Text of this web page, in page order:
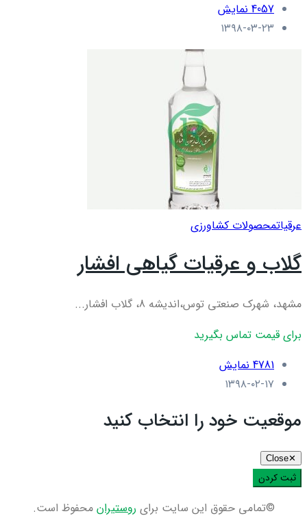
4057 نمایش
۱۳۹۸-۰۳-۲۳
عرقياتمحصولات کشاورزی
گلاب و عرقیات گیاهی افشار
مشهد، شهرک صنعتی توس،اندیشه 8، گلاب افشار...
برای قیمت تماس بگیرید
4781 نمایش
۱۳۹۸-۰۲-۱۷
موقعیت خود را انتخاب کنید
✕
Close
ثبت کردن
©تمامی حقوق این سایت برای روستیران محفوظ است.